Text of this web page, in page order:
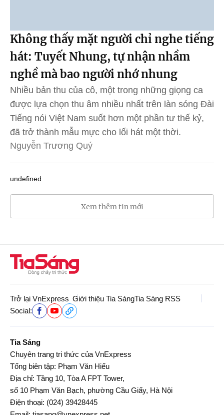
Không thấy mặt người chỉ nghe tiếng
hát: Tuyết Nhung, tự nhận nhầm
nghề mà bao người nhớ nhung
Nhiều bản thu của cô, một trong những giọng ca
được lựa chọn thu âm nhiều nhất trên làn sóng Đài
Tiếng nói Việt Nam suốt hơn một phần tư thế kỷ,
đã trở thành mẫu mực cho lối hát một thời.
Nguyễn Trương Quý
undefined
Xem thêm tin mới
Trở lại VnExpress Giới thiệu Tia SángTia Sáng RSS
Social:
Tia Sáng
Chuyên trang tri thức của VnExpress
Tổng biên tập: Phạm Văn Hiếu
Địa chỉ: Tầng 10, Tòa A FPT Tower,
số 10 Phạm Văn Bạch, phường Cầu Giấy, Hà Nội
Điện thoại: (024) 39428445